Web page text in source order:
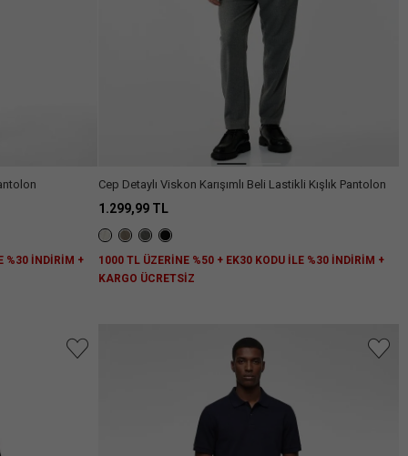
%30 İNDİRİM +
Cep Detaylı Viskon Karışımlı Beli Lastikli Kışlık Pantolon
1.299,99 TL
1000 TL ÜZERİNE %50 + EK30 KODU İLE %30 İNDİRİM +
KARGO ÜCRETSİZ